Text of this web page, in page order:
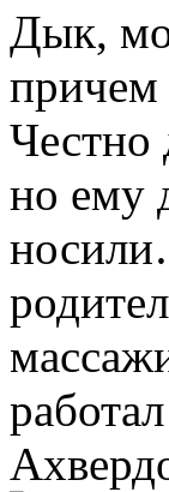
Дык,
причем
Честно
но ему